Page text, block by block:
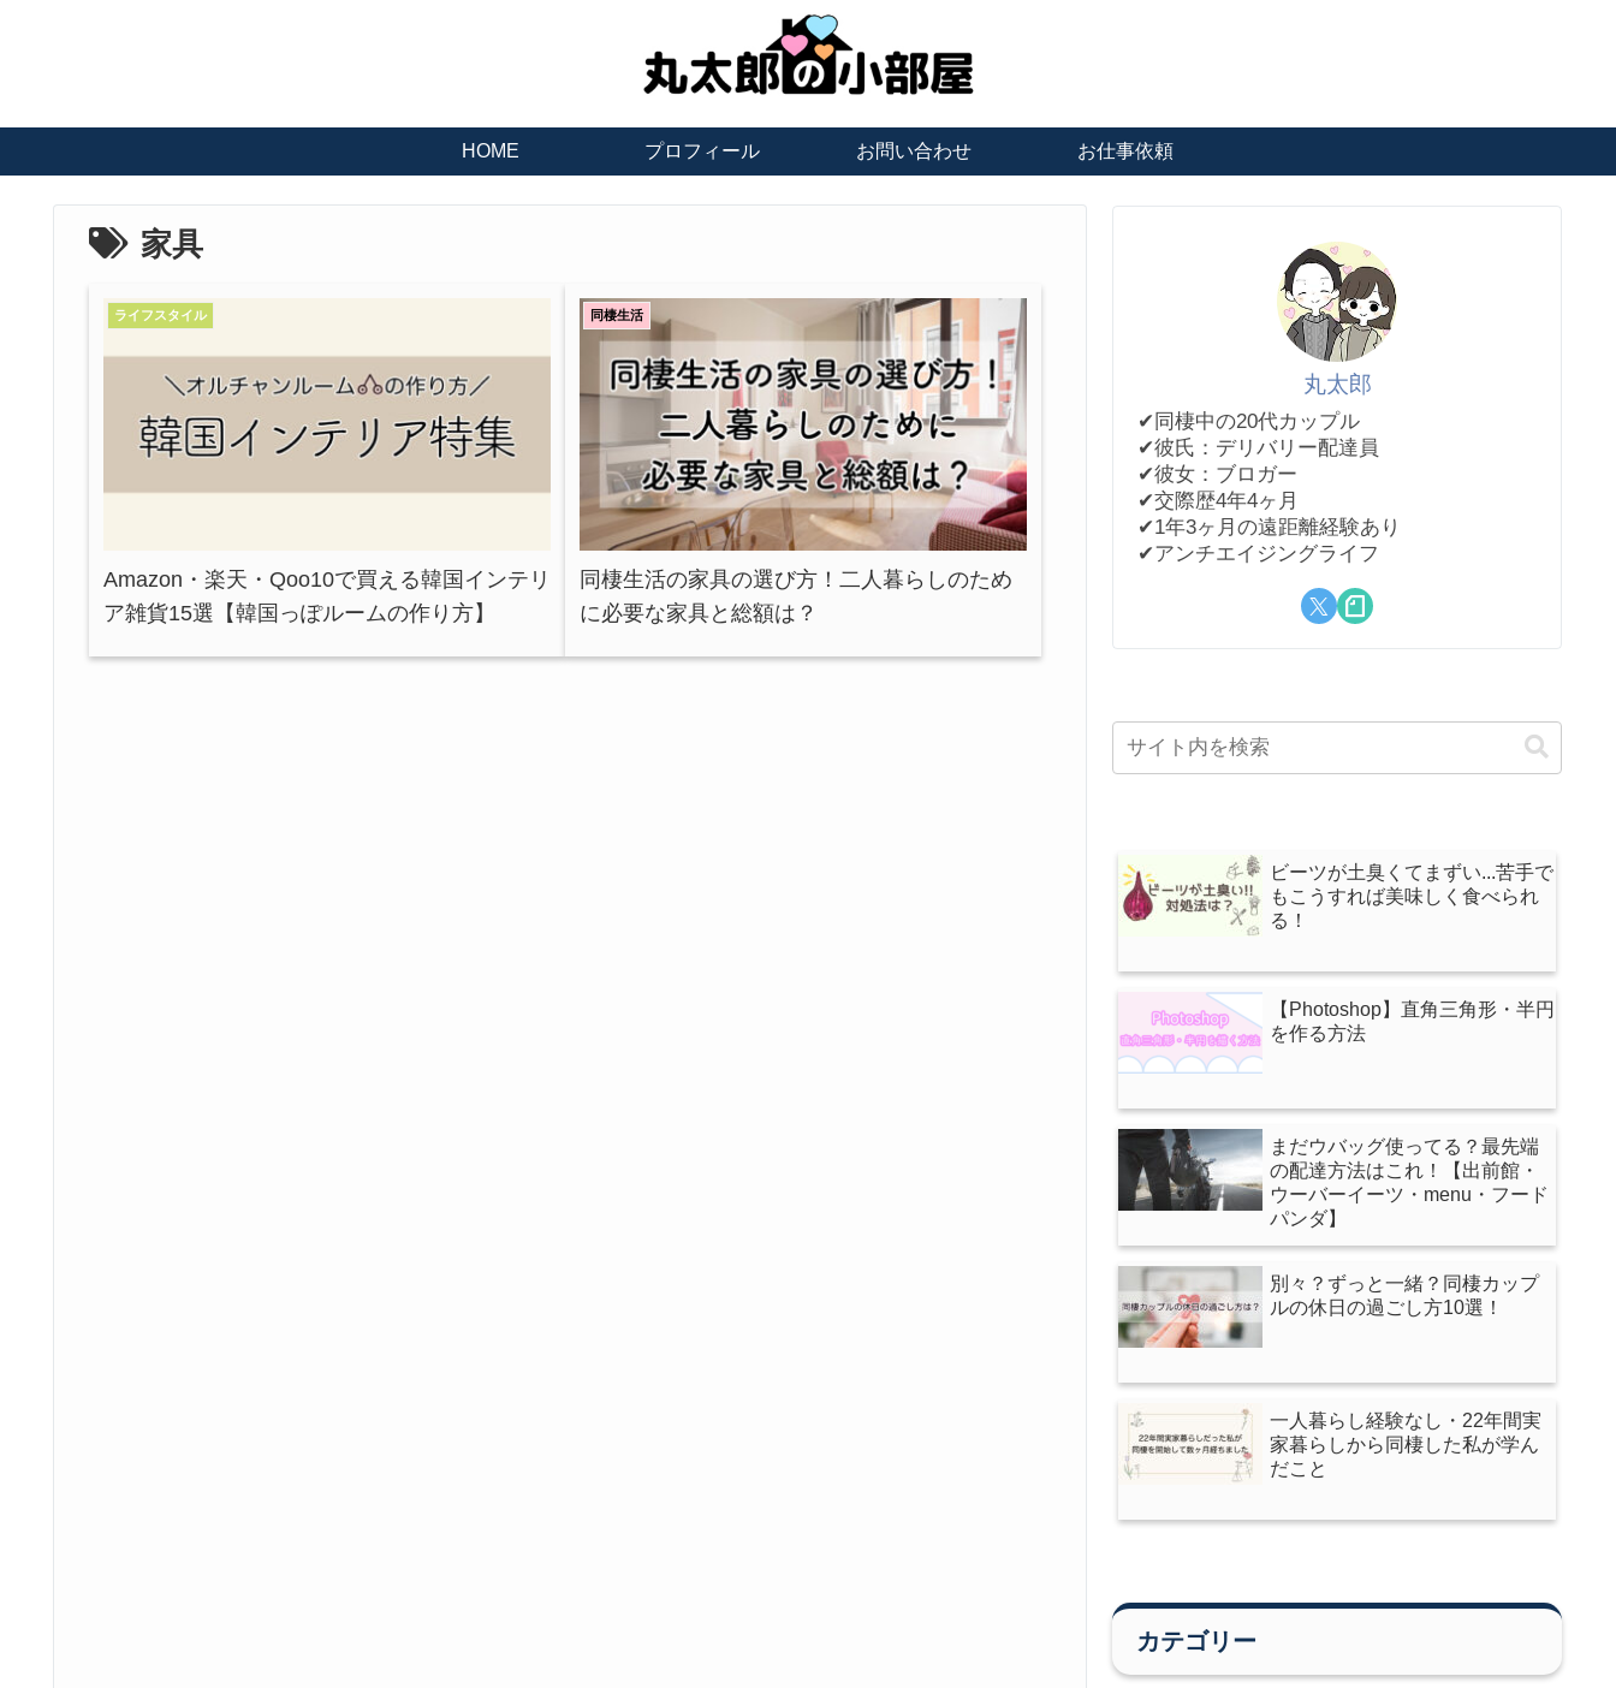
HOME プロフィール お問い合わせ お仕事依頼
家具
ライフスタイル
Amazon・楽天・Qoo10で買える韓国インテリ
ア雑貨15選【韓国っぽルームの作り方】
同棲生活
同棲生活の家具の選び方！二人暮らしのため
に必要な家具と総額は？
丸太郎
✔︎同棲中の20代カップル
✔︎彼氏：デリバリー配達員
✔︎彼女：ブロガー
✔︎交際歴4年4ヶ月
✔︎1年3ヶ月の遠距離経験あり
✔︎アンチエイジングライフ
ビーツが土臭くてまずい...苦手で
もこうすれば美味しく食べられ
る！
【Photoshop】直角三角形・半円
を作る方法
まだウバッグ使ってる？最先端
の配達方法はこれ！【出前館・
ウーバーイーツ・menu・フード
パンダ】
別々？ずっと一緒？同棲カップ
ルの休日の過ごし方10選！
一人暮らし経験なし・22年間実
家暮らしから同棲した私が学ん
だこと
カテゴリー